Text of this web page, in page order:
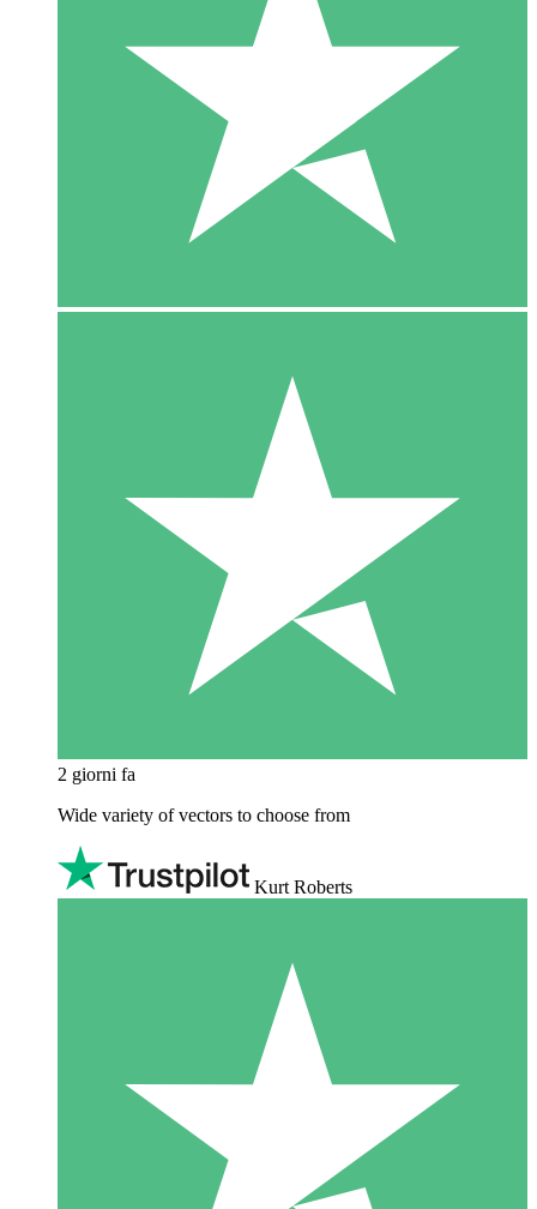
2 giorni fa
Wide variety of vectors to choose from
Kurt Roberts